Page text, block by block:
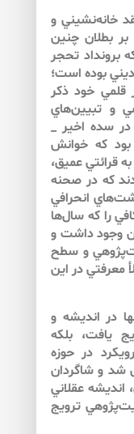
خانه‌نشيني و
بطلان چنين
برونداد تحجر
بوده است؛
قلمي خود ذكر
و تبيين‌‌هاي
در سده اخير _
بود كه خوانش
قرائتي عميق،
كه در صحنه
انحرافي
را كه سال‌‌ها
وجود داشت و
و سطح
معرفتي در اين
در انديشه و
يافت، بلكه
در حوزه
شد و شاگردان
عقلاني
ترويج